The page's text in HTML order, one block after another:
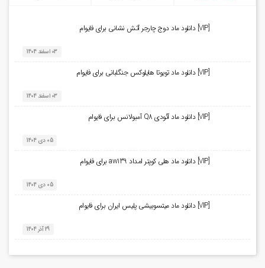
[VIP] دانلود ماد دوج چارجر آتش نشانی برای فایوام
03 اسفند 1404
[VIP] دانلود ماد تویوتا هایلوکس جنگلبانی برای فایوام
03 اسفند 1404
[VIP] دانلود ماد آئودی Q8 آمبولانس برای فایوام
05 دی 1404
[VIP] دانلود ماد هلی کوپتر امداد aw139 برای فایوام
05 دی 1404
[VIP] دانلود ماد میتسوبیشی پلیس ایران برای فایوام
29 آذر 1404